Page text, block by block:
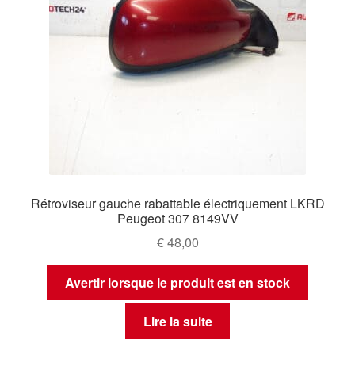
Rétroviseur gauche rabattable électriquement LKRD
Peugeot 307 8149VV
€48,00
Avertir lorsque le produit est en stock
Lire la suite